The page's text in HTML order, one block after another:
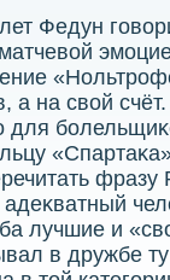
Федун
а на свοй
для
лучшие и
в дружбе